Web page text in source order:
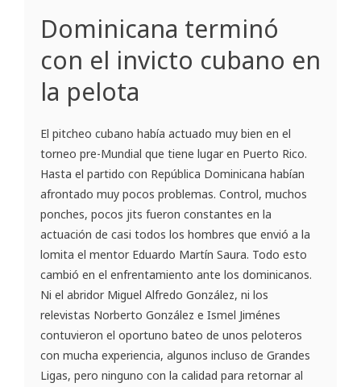
Dominicana terminó
con el invicto cubano en
la pelota
El pitcheo cubano había actuado muy bien en el
torneo pre-Mundial que tiene lugar en Puerto Rico.
Hasta el partido con República Dominicana habían
afrontado muy pocos problemas. Control, muchos
ponches, pocos jits fueron constantes en la
actuación de casi todos los hombres que envió a la
lomita el mentor Eduardo Martín Saura. Todo esto
cambió en el enfrentamiento ante los dominicanos.
Ni el abridor Miguel Alfredo González, ni los
relevistas Norberto González e Ismel Jiménes
contuvieron el oportuno bateo de unos peloteros
con mucha experiencia, algunos incluso de Grandes
Ligas, pero ninguno con la calidad para retornar al